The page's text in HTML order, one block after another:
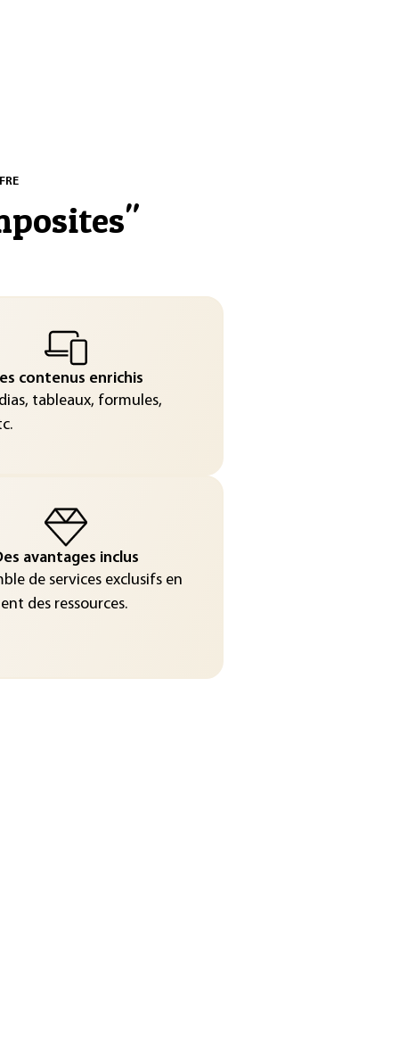
"
contenus enrichis
tableaux, formules,
avantages inclus
de services exclusifs en
des ressources.